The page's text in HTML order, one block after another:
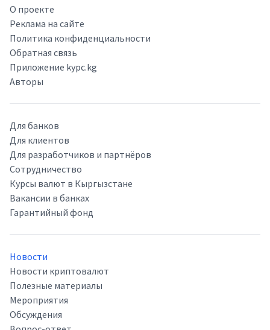
О проекте
Реклама на сайте
Политика конфиденциальности
Обратная связь
Приложение kypc.kg
Авторы
Для банков
Для клиентов
Для разработчиков и партнёров
Сотрудничество
Курсы валют в Кыргызстане
Вакансии в банках
Гарантийный фонд
Новости
Новости криптовалют
Полезные материалы
Мероприятия
Обсуждения